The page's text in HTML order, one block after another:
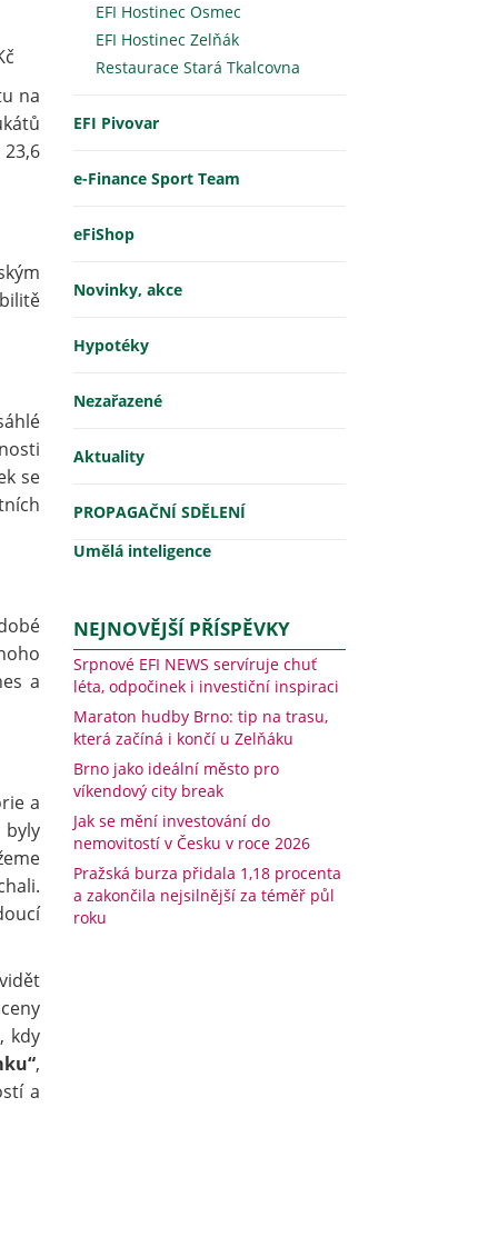
na
se
a
a
kdy
,
a
EFI Hostinec Osmec
EFI Hostinec Zelňák
Restaurace Stará Tkalcovna
EFI Pivovar
e-Finance Sport Team
eFiShop
Novinky, akce
Hypotéky
Nezařazené
Aktuality
PROPAGAČNÍ SDĚLENÍ
Umělá inteligence
NEJNOVĚJŠÍ PŘÍSPĚVKY
Srpnové EFI NEWS servíruje chuť
léta, odpočinek i investiční inspiraci
Maraton hudby Brno: tip na trasu,
která začíná i končí u Zelňáku
Brno jako ideální město pro
víkendový city break
Jak se mění investování do
nemovitostí v Česku v roce 2026
Pražská burza přidala 1,18 procenta
a zakončila nejsilnější za téměř půl
roku